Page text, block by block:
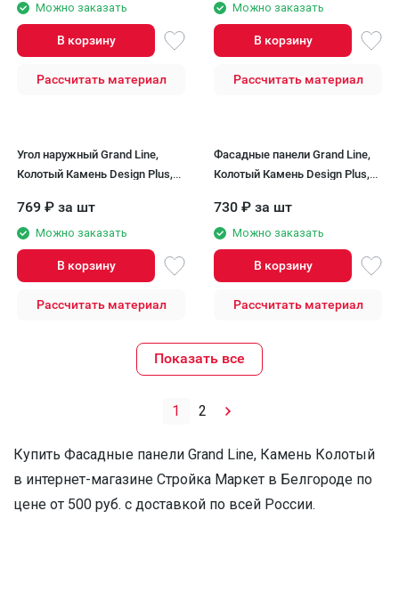
Можно заказать
В корзину
Рассчитать материал
Можно заказать
В корзину
Рассчитать материал
Угол наружный Grand Line,
Колотый Камень Design Plus,
769 ₽ за шт
Можно заказать
В корзину
Рассчитать материал
Фасадные панели Grand Line,
Колотый Камень Design Plus,
730 ₽ за шт
Можно заказать
В корзину
Рассчитать материал
Показать все
1 2
Купить Фасадные панели Grand Line, Камень Колотый
в интернет-магазине Стройка Маркет в Белгороде по
цене от 500 руб. с доставкой по всей России.